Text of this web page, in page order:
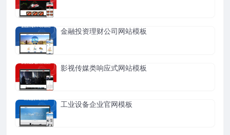
金融投资理财公司网站模板
影视传媒类响应式网站模板
工业设备企业官网模板